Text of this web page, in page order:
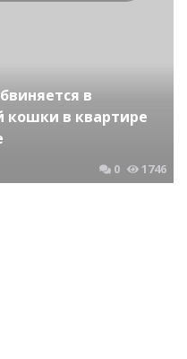
в
кошки в квартире
0 1746